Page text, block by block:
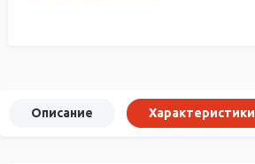
Описание Характеристики